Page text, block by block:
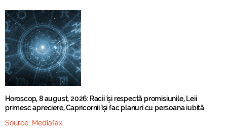
Horoscop, 8 august, 2026: Racii își respectă promisiunile, Leii
primesc apreciere, Capricornii își fac planuri cu persoana iubită
Source: Mediafax